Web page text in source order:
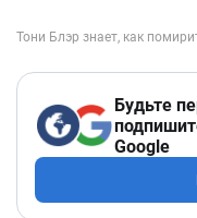
Будьте
Google